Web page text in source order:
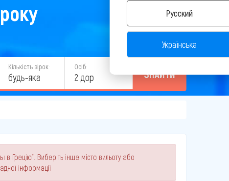
Русский
Українська
Кількість зірок:
будь-яка
Осіб:
2 дор ЗНАЙТИ
Грецію". Виберіть інше місто вильоту або
інформації